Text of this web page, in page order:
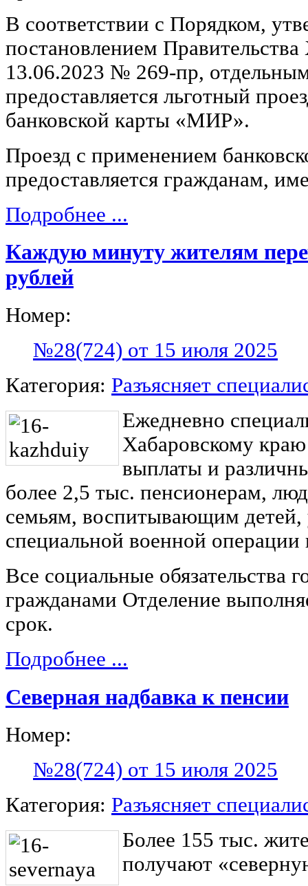
В соответствии с Порядком,
постановлением Правительства
13.06.2023 № 269-пр,
предоставляется льготный
банковской карты «МИР».
Проезд с применением
предоставляется гражданам,
Подробнее ...
Каждую минуту жителям
рублей
Номер:
№28(724) от 15 июля 2025
Категория: Разъясняет
Ежедневно
Хабаровскому
выплаты и
более 2,5 тыс. пенсионерам,
семьям, воспитывающим детей,
специальной военной
Все социальные обязательства
гражданами Отделение
срок.
Подробнее ...
Северная надбавка к пенсии
Номер:
№28(724) от 15 июля 2025
Категория: Разъясняет
Более 155 тыс.
получают